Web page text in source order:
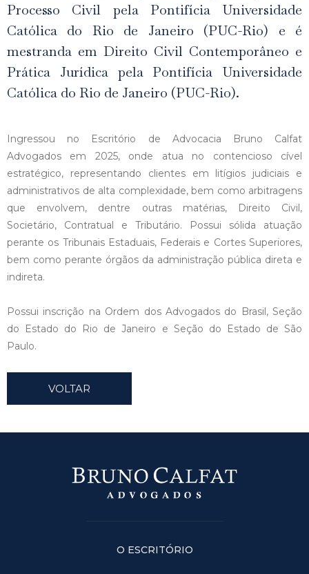
Processo Civil pela Pontifícia Universidade
Católica do Rio de Janeiro (PUC-Rio) e é
mestranda em Direito Civil Contemporâneo e
Prática Jurídica pela Pontifícia Universidade
Católica do Rio de Janeiro (PUC-Rio).
Ingressou no Escritório de Advocacia Bruno Calfat
Advogados em 2025, onde atua no contencioso cível
estratégico, representando clientes em litígios judiciais e
administrativos de alta complexidade, bem como arbitragens
que envolvem, dentre outras matérias, Direito Civil,
Societário, Contratual e Tributário. Possui sólida atuação
perante os Tribunais Estaduais, Federais e Cortes Superiores,
bem como perante órgãos da administração pública direta e
indireta.
Possui inscrição na Ordem dos Advogados do Brasil, Seção
do Estado do Rio de Janeiro e Seção do Estado de São
Paulo.
VOLTAR
O ESCRITÓRIO